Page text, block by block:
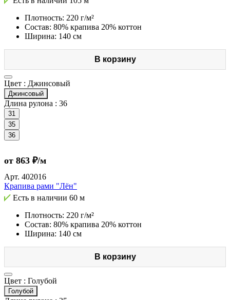
Плотность: 220 г/м²
Состав: 80% крапива 20% коттон
Ширина: 140 см
В корзину
Цвет : Джинсовый
Джинсовый
Длина рулона : 36
31
35
36
от 863 ₽/м
Арт. 402016
Крапива рами "Лён"
Есть в наличии 60 м
Плотность: 220 г/м²
Состав: 80% крапива 20% коттон
Ширина: 140 см
В корзину
Цвет : Голубой
Голубой